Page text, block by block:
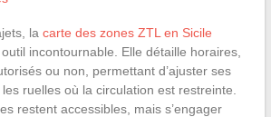
la carte des zones ZTL en Sicile
incontournable. Elle détaille horaires,
ou non, permettant d’ajuster ses
ruelles où la circulation est restreinte.
restent accessibles, mais s’engager